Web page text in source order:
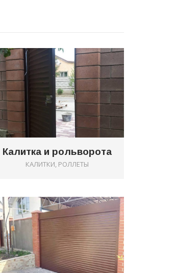
Калитка и рольворота
КАЛИТКИ, РОЛЛЕТЫ